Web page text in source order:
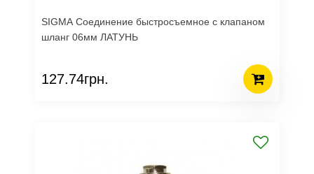
SIGMA Соединение быстросъемное с клапаном
шланг 06мм ЛАТУНЬ
127.74грн.